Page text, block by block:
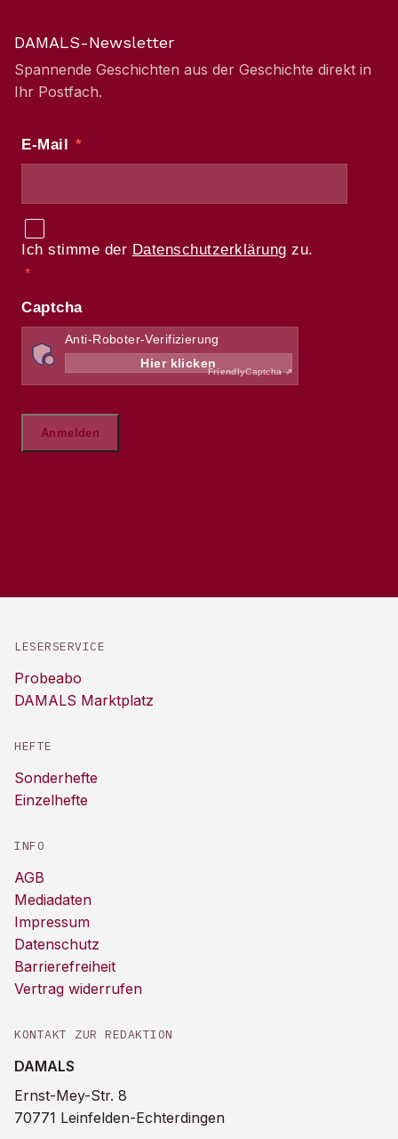
DAMALS-Newsletter
Spannende Geschichten aus der Geschichte direkt in
Ihr Postfach.
LESERSERVICE
Probeabo
DAMALS Marktplatz
HEFTE
Sonderhefte
Einzelhefte
INFO
AGB
Mediadaten
Impressum
Datenschutz
Barrierefreiheit
Vertrag widerrufen
KONTAKT ZUR REDAKTION
DAMALS
Ernst-Mey-Str. 8
70771 Leinfelden-Echterdingen